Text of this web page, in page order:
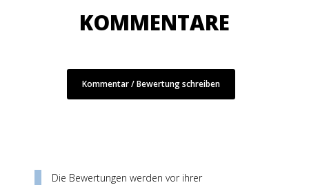
KOMMENTARE
Kommentar / Bewertung schreiben
Die Bewertungen werden vor ihrer